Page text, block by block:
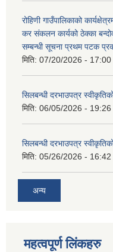
रोहिणी गाउँपालिकाको
कर संकलन कार्यको ठेक्का
सम्बन्धी सूचना प्रथम पटक
मिति: 07/20/2026 - 17:00
सिलबन्धी दरभाउपत्र
मिति: 06/05/2026 - 19:26
सिलबन्धी दरभाउपत्र
मिति: 05/26/2026 - 16:42
अन्य
महत्वपूर्ण लिंकहरु